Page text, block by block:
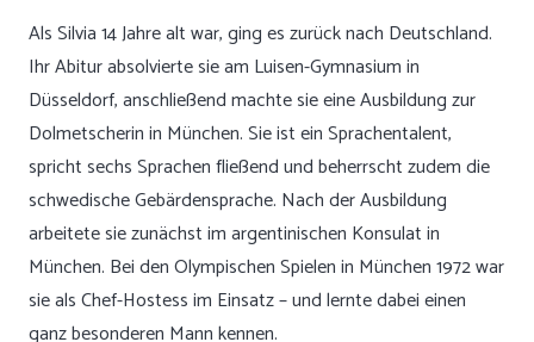
Als Silvia 14 Jahre alt war, ging es zurück nach Deutschland.
Ihr Abitur absolvierte sie am Luisen-Gymnasium in
Düsseldorf, anschließend machte sie eine Ausbildung zur
Dolmetscherin in München. Sie ist ein Sprachentalent,
spricht sechs Sprachen fließend und beherrscht zudem die
schwedische Gebärdensprache. Nach der Ausbildung
arbeitete sie zunächst im argentinischen Konsulat in
München. Bei den Olympischen Spielen in München 1972 war
sie als Chef-Hostess im Einsatz – und lernte dabei einen
ganz besonderen Mann kennen.